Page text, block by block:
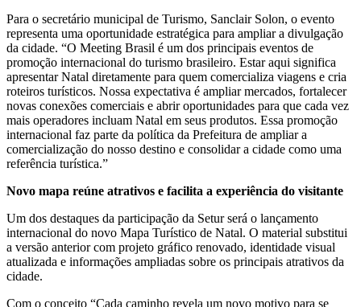
Para o secretário municipal de Turismo, Sanclair Solon, o evento
representa uma oportunidade estratégica para ampliar a divulgação
da cidade. “O Meeting Brasil é um dos principais eventos de
promoção internacional do turismo brasileiro. Estar aqui significa
apresentar Natal diretamente para quem comercializa viagens e cria
roteiros turísticos. Nossa expectativa é ampliar mercados, fortalecer
novas conexões comerciais e abrir oportunidades para que cada vez
mais operadores incluam Natal em seus produtos. Essa promoção
internacional faz parte da política da Prefeitura de ampliar a
comercialização do nosso destino e consolidar a cidade como uma
referência turística.”
Novo mapa reúne atrativos e facilita a experiência do visitante
Um dos destaques da participação da Setur será o lançamento
internacional do novo Mapa Turístico de Natal. O material substitui
a versão anterior com projeto gráfico renovado, identidade visual
atualizada e informações ampliadas sobre os principais atrativos da
cidade.
Com o conceito “Cada caminho revela um novo motivo para se